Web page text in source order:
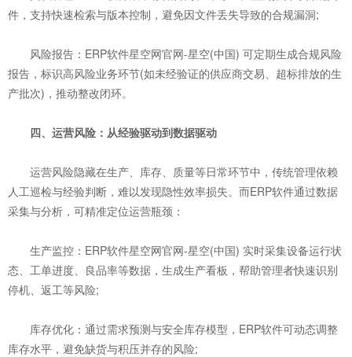
件，支持快速检索与版本控制，避免因文件丢失导致的合规漏洞;
风险报告：ERP软件星空网官网-星空(中国) 可定期生成合规风险
报告，标识高风险业务环节(如未经验证的供应商交易、超标排放的生
产批次)，推动整改闭环。
四、运营风险：从经验驱动到数据驱动
运营风险隐藏在生产、库存、质量等日常环节中，传统管理依赖
人工巡检与经验判断，难以发现隐性效率损失。而ERP软件通过数据
采集与分析，可精准定位运营瓶颈：
生产监控：ERP软件星空网官网-星空(中国) 实时采集设备运行状
态、工单进度、良品率等数据，生成生产看板，帮助管理者快速识别
停机、返工等风险;
库存优化：通过需求预测与安全库存模型，ERP软件可动态调整
库存水平，避免缺货与积压并存的风险;